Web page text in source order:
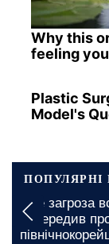
Why this
feeling
Plastic
Model's
всім
про можливе
у війну